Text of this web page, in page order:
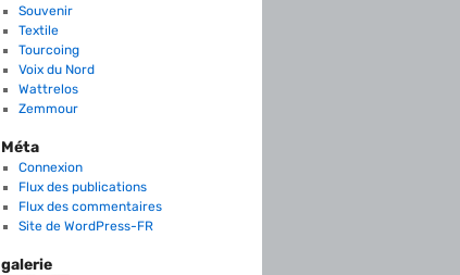
Souvenir
Textile
Tourcoing
Voix du Nord
Wattrelos
Zemmour
Méta
Connexion
Flux des publications
Flux des commentaires
Site de WordPress-FR
galerie